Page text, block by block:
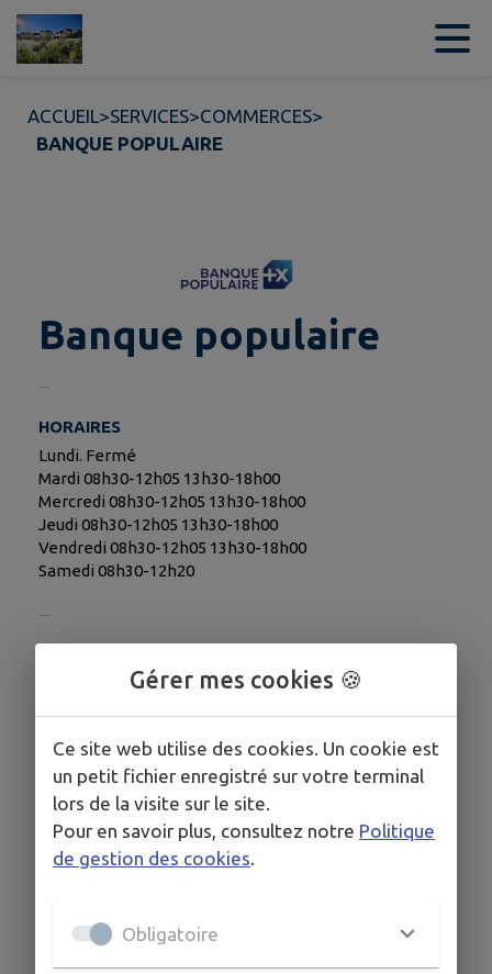
Contenu
ACCUEIL>SERVICES>COMMERCES>
BANQUE POPULAIRE
Banque populaire
HORAIRES
Lundi. Fermé
Mardi 08h30-12h05 13h30-18h00
Mercredi 08h30-12h05 13h30-18h00
Jeudi 08h30-12h05 13h30-18h00
Vendredi 08h30-12h05 13h30-18h00
Samedi 08h30-12h20
4 rue de la République 21320 POUILLY EN AUXOIS
agences.banquepopulaire.fr/banque-assuranc...
03 80 90 50 91
Gérer mes cookies 🍪
Ce site web utilise des cookies. Un cookie est
un petit fichier enregistré sur votre terminal
lors de la visite sur le site.
Pour en savoir plus, consultez notre Politique
de gestion des cookies.
Obligatoire